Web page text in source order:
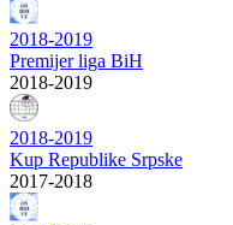
2018-2019
Premijer liga BiH
2018-2019
2018-2019
Kup Republike Srpske
2017-2018